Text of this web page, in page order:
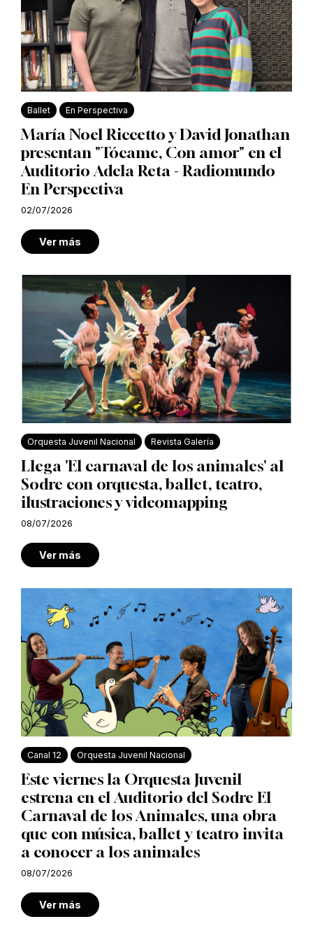
Ballet En Perspectiva
María Noel Riccetto y David Jonathan
presentan "Tócame, Con amor" en el
Auditorio Adela Reta - Radiomundo
En Perspectiva
02/07/2026
Ver más
Orquesta Juvenil Nacional Revista Galería
Llega 'El carnaval de los animales' al
Sodre con orquesta, ballet, teatro,
ilustraciones y videomapping
08/07/2026
Ver más
Canal 12 Orquesta Juvenil Nacional
Este viernes la Orquesta Juvenil
estrena en el Auditorio del Sodre El
Carnaval de los Animales, una obra
que con música, ballet y teatro invita
a conocer a los animales
08/07/2026
Ver más